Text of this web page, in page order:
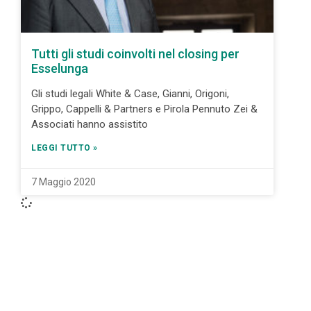
Tutti gli studi coinvolti nel closing per
Esselunga
Gli studi legali White & Case, Gianni, Origoni,
Grippo, Cappelli & Partners e Pirola Pennuto Zei &
Associati hanno assistito
LEGGI TUTTO »
7 Maggio 2020